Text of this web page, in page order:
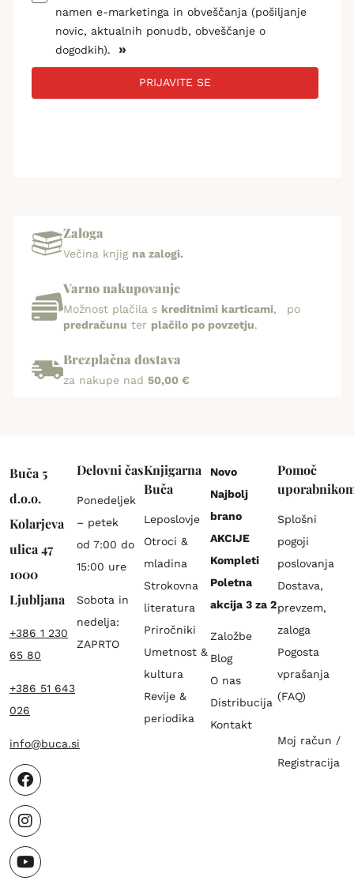
namen e-marketinga in obveščanja (pošiljanje
novic, aktualnih ponudb, obveščanje o
dogodkih).
»
PRIJAVITE SE
Zaloga
Večina knjig na zalogi.
Varno nakupovanje
Možnost plačila s kreditnimi karticami, po
predračunu ter plačilo po povzetju.
Brezplačna dostava
za nakupe nad 50,00 €
Buča 5
d.o.o.
Kolarjeva
ulica 47
1000
Ljubljana
+386 1 230
65 80
+386 51 643
026
info@buca.si
Delovni čas
Ponedeljek
– petek
od 7:00 do
15:00 ure
Sobota in
nedelja:
ZAPRTO
Knjigarna
Buča
Leposlovje
Otroci &
mladina
Strokovna
literatura
Priročniki
Umetnost &
kultura
Revije &
periodika
Novo
Najbolj
brano
AKCIJE
Kompleti
Poletna
akcija 3 za 2
Založbe
Blog
O nas
Distribucija
Kontakt
Pomoč
Splošni
pogoji
poslovanja
Dostava,
prevzem,
zaloga
Pogosta
vprašanja
(FAQ)
Moj račun /
Registracija